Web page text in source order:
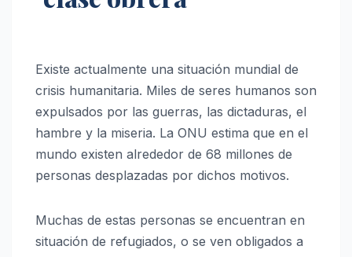
Existe actualmente una situación mundial de
crisis humanitaria. Miles de seres humanos son
expulsados por las guerras, las dictaduras, el
hambre y la miseria. La ONU estima que en el
mundo existen alrededor de 68 millones de
personas desplazadas por dichos motivos.
Muchas de estas personas se encuentran en
situación de refugiados, o se ven obligados a